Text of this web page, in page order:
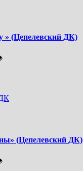
» (Цепелевский ДК)
(Цепелевский ДК)